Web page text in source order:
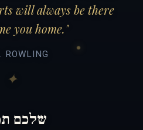
will always be there
you home."
שלכם